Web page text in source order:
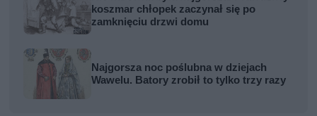
koszmar chłopek zaczynał się po
zamknięciu drzwi domu
Najgorsza noc poślubna w dziejach
Wawelu. Batory zrobił to tylko trzy razy